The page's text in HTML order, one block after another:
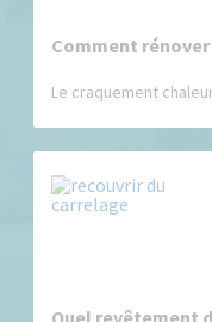
Comment
Le craquement
Quel revêtement